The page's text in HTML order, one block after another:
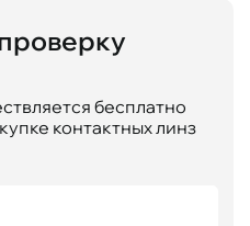
бесплатно
контактных линз